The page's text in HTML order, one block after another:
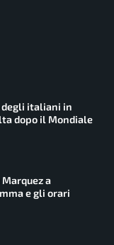
degli italiani in
dopo il Mondiale
a
e gli orari